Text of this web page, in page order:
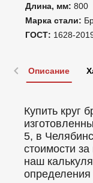
Длина, мм: 800
Марка стали:
ГОСТ: 1628-
Описание
Купить круг
5, в
стоимости
наш
определения